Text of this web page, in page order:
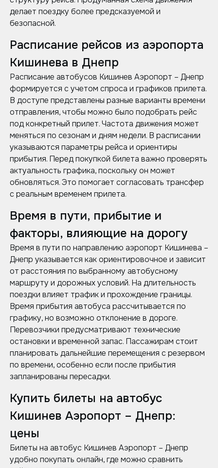
делает поездку более предсказуемой и
безопасной.
Расписание рейсов из аэропорта
Кишинева в Днепр
Расписание автобусов Кишинев Аэропорт – Днепр
формируется с учетом спроса и графиков прилета.
В доступе представлены разные варианты времени
отправления, чтобы можно было подобрать рейс
под конкретный прилет. Частота движения может
меняться по сезонам и дням недели. В расписании
указываются параметры рейса и ориентиры
прибытия. Перед покупкой билета важно проверять
актуальность графика, поскольку он может
обновляться. Это помогает согласовать трансфер
с реальным временем прилета.
Время в пути, прибытие и
факторы, влияющие на дорогу
Время в пути по направлению аэропорт Кишинева –
Днепр указывается как ориентировочное и зависит
от расстояния по выбранному автобусному
маршруту и дорожных условий. На длительность
поездки влияет трафик и прохождение границы.
Время прибытия автобуса рассчитывается по
графику, но возможно отклонение в дороге.
Перевозчики предусматривают технические
остановки и временной запас. Пассажирам стоит
планировать дальнейшие перемещения с резервом
по времени, особенно если после прибытия
запланированы пересадки.
Купить билеты на автобус
Кишинев Аэропорт – Днепр:
цены
Билеты на автобус Кишинев Аэропорт – Днепр
удобно покупать онлайн, где можно сравнить